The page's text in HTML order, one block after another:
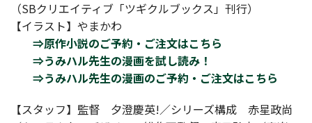
（SBクリエイティブ「ツギクルブックス」刊行）
【イラスト】やまかわ
⇒原作小説のご予約・ご注文はこちら
⇒うみハル先生の漫画を試し読み！
⇒うみハル先生の漫画のご予約・ご注文はこちら
【スタッフ】監督 夕澄慶英!／シリーズ構成 赤星政尚